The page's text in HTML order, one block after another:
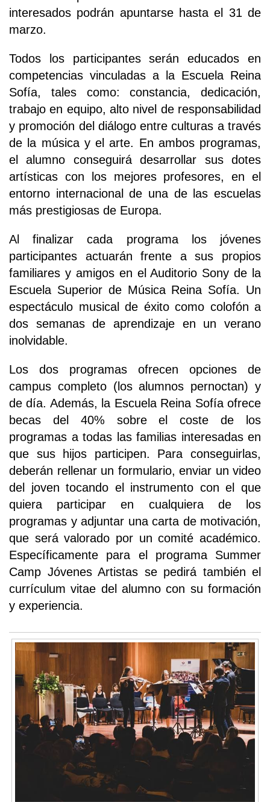
interesados podrán apuntarse hasta el 31 de
marzo.
Todos los participantes serán educados en
competencias vinculadas a la Escuela Reina
Sofía, tales como: constancia, dedicación,
trabajo en equipo, alto nivel de responsabilidad
y promoción del diálogo entre culturas a través
de la música y el arte. En ambos programas,
el alumno conseguirá desarrollar sus dotes
artísticas con los mejores profesores, en el
entorno internacional de una de las escuelas
más prestigiosas de Europa.
Al finalizar cada programa los jóvenes
participantes actuarán frente a sus propios
familiares y amigos en el Auditorio Sony de la
Escuela Superior de Música Reina Sofía. Un
espectáculo musical de éxito como colofón a
dos semanas de aprendizaje en un verano
inolvidable.
Los dos programas ofrecen opciones de
campus completo (los alumnos pernoctan) y
de día. Además, la Escuela Reina Sofía ofrece
becas del 40% sobre el coste de los
programas a todas las familias interesadas en
que sus hijos participen. Para conseguirlas,
deberán rellenar un formulario, enviar un video
del joven tocando el instrumento con el que
quiera participar en cualquiera de los
programas y adjuntar una carta de motivación,
que será valorado por un comité académico.
Específicamente para el programa Summer
Camp Jóvenes Artistas se pedirá también el
currículum vitae del alumno con su formación
y experiencia.